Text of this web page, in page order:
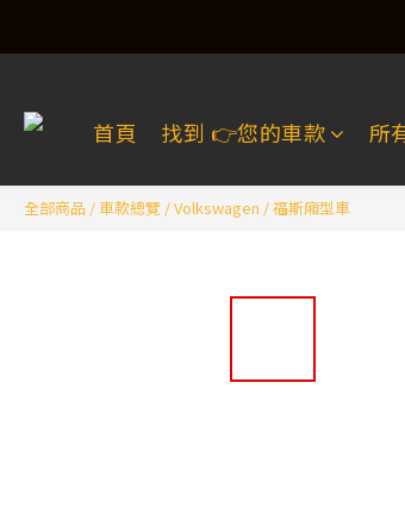
首頁 找到 👉️您的車款 所
全部商品 /車款總覽 /Volkswagen /福斯廂型車